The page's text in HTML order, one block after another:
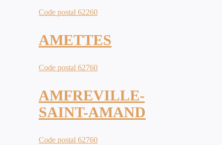
Code postal 62260
AMETTES
Code postal 62760
AMFREVILLE-
SAINT-AMAND
Code postal 62760